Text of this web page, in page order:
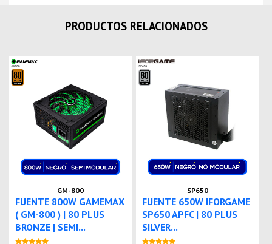
PRODUCTOS RELACIONADOS
GM-800
FUENTE 800W GAMEMAX
( GM-800 ) | 80 PLUS
BRONZE | SEMI...
SP650
FUENTE 650W IFORGAME
SP650 APFC | 80 PLUS
SILVER...